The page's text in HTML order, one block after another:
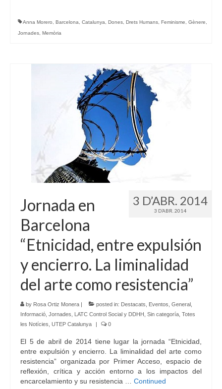
Anna Morero Barcelona Catalunya Dones Drets Humans Feminisme Gènere
Jornades Memòria
3 D’ABR. 2014
3 D’ABR. 2014
Jornada en
Barcelona
“Etnicidad, entre expulsión
y encierro. La liminalidad
del arte como resistencia”
by Rosa Ortiz Monera | posted in: Destacats Eventos General
Informació Jornades LATC Control Social y DDHH Sin categoría Totes
les Notícies UTEP Catalunya | 0
El 5 de abril de 2014 tiene lugar la jornada “Etnicidad,
entre expulsión y encierro. La liminalidad del arte como
resistencia” organizada por Primer Acceso, espacio de
reflexión, crítica y acción entorno a los impactos del
encarcelamiento y su resistencia … Continued